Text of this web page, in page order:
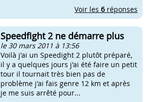
Voir les 6 réponses
Speedfight 2 ne démarre plus
le 30 mars 2011 à 13:56
Voilà j'ai un Speedight 2 plutôt préparé,
il y a quelques jours j'ai été faire un petit
tour il tournait très bien pas de
problème j'ai fais genre 12 km et après
je me suis arrêté pour...